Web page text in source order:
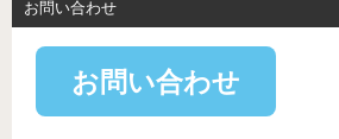
お問い合わせ
お問い合わせ